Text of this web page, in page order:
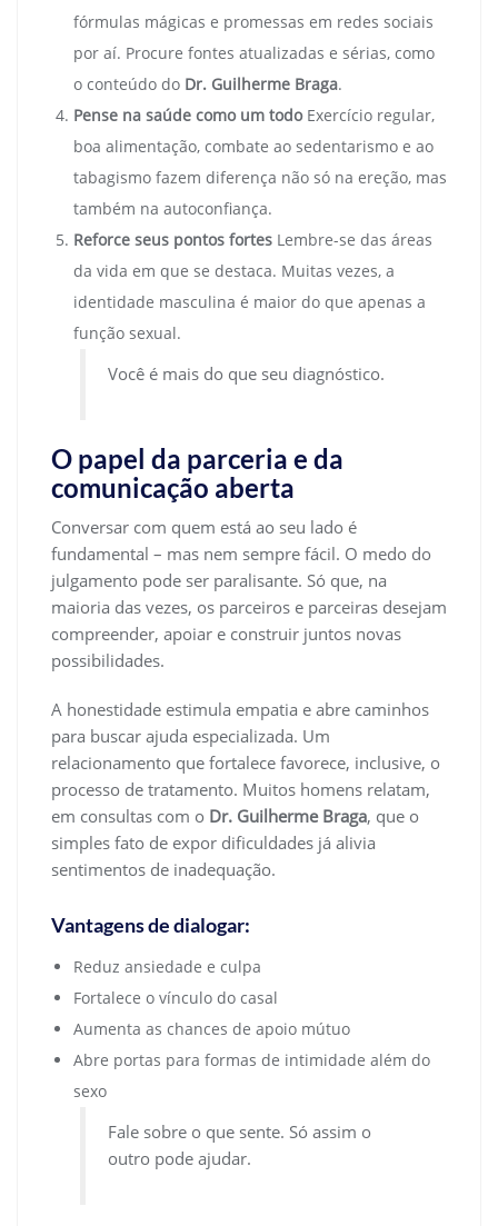
fórmulas mágicas e promessas em redes sociais
por aí. Procure fontes atualizadas e sérias, como
o conteúdo do Dr. Guilherme Braga.
Pense na saúde como um todoExercício regular,
boa alimentação, combate ao sedentarismo e ao
tabagismo fazem diferença não só na ereção, mas
também na autoconfiança.
Reforce seus pontos fortes Lembre-se das áreas
da vida em que se destaca. Muitas vezes, a
identidade masculina é maior do que apenas a
função sexual.
Você é mais do que seu diagnóstico.
O papel da parceria e da
comunicação aberta
Conversar com quem está ao seu lado é
fundamental – mas nem sempre fácil. O medo do
julgamento pode ser paralisante. Só que, na
maioria das vezes, os parceiros e parceiras desejam
compreender, apoiar e construir juntos novas
possibilidades.
A honestidade estimula empatia e abre caminhos
para buscar ajuda especializada. Um
relacionamento que fortalece favorece, inclusive, o
processo de tratamento. Muitos homens relatam,
em consultas com o Dr. Guilherme Braga, que o
simples fato de expor dificuldades já alivia
sentimentos de inadequação.
Vantagens de dialogar:
Reduz ansiedade e culpa
Fortalece o vínculo do casal
Aumenta as chances de apoio mútuo
Abre portas para formas de intimidade além do
sexo
Fale sobre o que sente. Só assim o
outro pode ajudar.